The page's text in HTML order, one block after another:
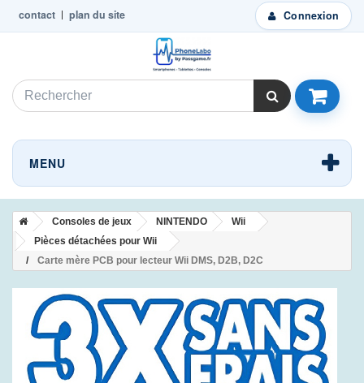
Connexion
contact plan du site
MENU
Consoles de jeux NINTENDO
Wii
Pièces détachées pour Wii
Carte mère PCB pour lecteur Wii DMS, D2B, D2C